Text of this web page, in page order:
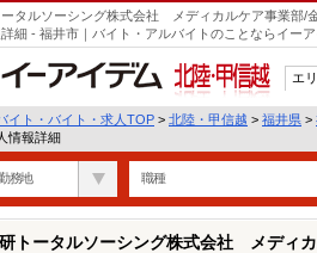
ータルソーシング株式会社 メディカルケア事業部/
詳細 - 福井市｜バイト・アルバイトのことならイー
北陸・甲信越
エ
イト・バイト・求人TOP > 北陸・甲信越 > 福井県 >
情報詳細
務地 職種
トータルソーシング株式会社 メディ